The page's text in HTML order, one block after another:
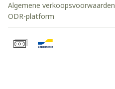
Algemene verkoopsvoorwaarden
ODR-platform